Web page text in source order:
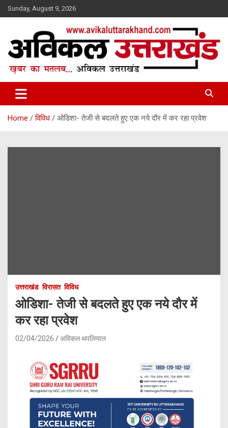
Skip
to
Sunday, August 9, 2026
Avikal Uttarakhand
Home विविध ओडिशा- तेजी से बदलते हुए एक नये दौर में कर रहा प्रवेश
उत्तराखंड विरासत विविध
ओडिशा- तेजी से बदलते हुए एक नये दौर में
कर रहा प्रवेश
02/04/2026 अविकल थपलियाल